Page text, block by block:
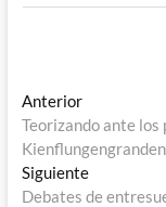
Navegación
de
entradas
AnteriorEntrada
anterior:
Teorizando ante los
SiguienteEntrada
siguiente:
Debates de